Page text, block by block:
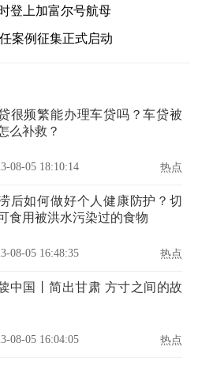
登上加富尔号航母
案例征集正式启动
很频繁能办理车贷吗？车贷被
么补救？
08-05 18:10:14 热点
后如何做好个人健康防护？切
食用被洪水污染过的食物
08-05 16:48:35 热点
中国丨简出甘肃 方寸之间的故
08-05 16:04:05 热点